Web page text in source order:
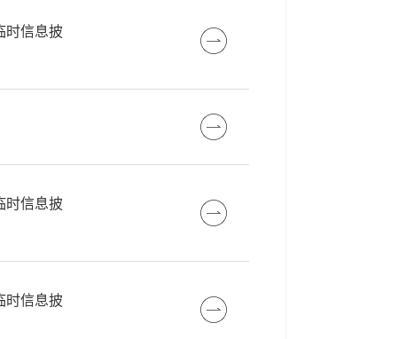
时信息披
时信息披
时信息披